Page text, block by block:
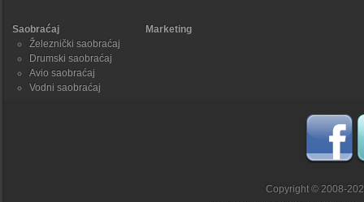
Saobraćaj
Železnički saobraćaj
Drumski saobraćaj
Avio saobraćaj
Vodni saobraćaj
Marketing
Copyright © 2008-